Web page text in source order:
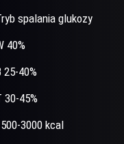
spalania glukozy
40%
25-40%
30-45%
3000 kcal